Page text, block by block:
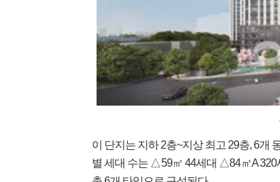
이 단지는 지하 2층~지상 최고 29층, 6개
별 세대 수는 △59㎡ 44세대 △84㎡A